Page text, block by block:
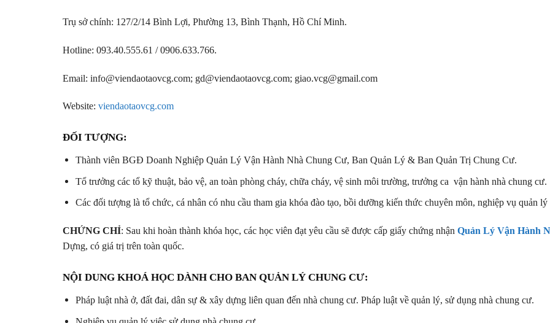
Trụ sở chính: 127/2/14 Bình Lợi, Phường 13, Bình Thạnh, Hồ Chí Minh.
Hotline: 093.40.555.61 / 0906.633.766.
Email: info@viendaotaovcg.com; gd@viendaotaovcg.com; giao.vcg@gmail.com
Website: viendaotaovcg.com
ĐỐI TƯỢNG:
Thành viên BGĐ Doanh Nghiệp Quản Lý Vận Hành Nhà Chung Cư, Ban Quản Lý & Ban Quản Trị Chung Cư.
Tổ trưởng các tổ kỹ thuật, bảo vệ, an toàn phòng cháy, chữa cháy, vệ sinh môi trường, trưởng ca vận hành nhà chung cư.
Các đối tượng là tổ chức, cá nhân có nhu cầu tham gia khóa đào tạo, bồi dưỡng kiến thức chuyên môn, nghiệp vụ quản
CHỨNG CHỈ: Sau khi hoàn thành khóa học, các học viên đạt yêu cầu sẽ được cấp giấy chứng nhận Quản Lý Vận Hành
Dựng, có giá trị trên toàn quốc.
NỘI DUNG KHOÁ HỌC DÀNH CHO BAN QUẢN LÝ CHUNG CƯ:
Pháp luật nhà ở, đất đai, dân sự & xây dựng liên quan đến nhà chung cư. Pháp luật về quản lý, sử dụng nhà chung cư.